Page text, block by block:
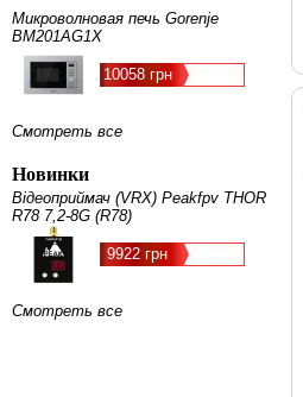
Микроволновая печь Gorenje
BM201AG1X
10058 грн
Смотреть все
Новинки
Відеоприймач (VRX) Peakfpv THOR
R78 7,2-8G (R78)
9922 грн
Смотреть все